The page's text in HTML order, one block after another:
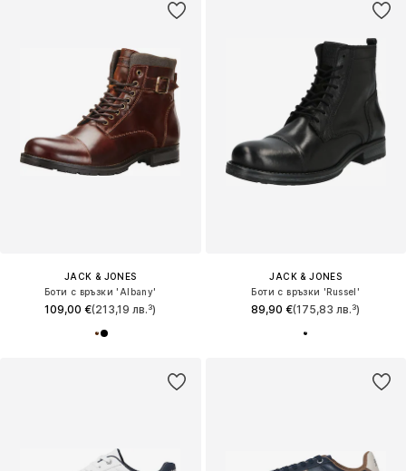
JACK & JONES
Боти с връзки 'Albany'
109,00 €(213,19 лв.³)
JACK & JONES
Боти с връзки 'Russel'
89,90 €(175,83 лв.³)